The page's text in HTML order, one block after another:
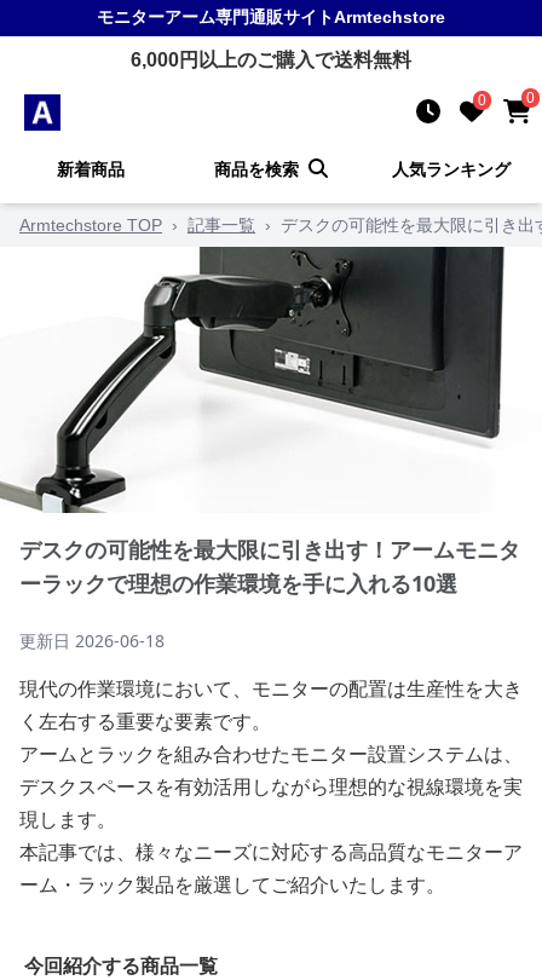
モニターアーム専門通販サイトArmtechstore
6,000円以上のご購入で送料無料
0 0
新着商品 商品を検索 人気ランキング
Armtechstore TOP › 記事一覧 › デスクの可能性を最大限に引き
デスクの可能性を最大限に引き出す！アームモニタ
ーラックで理想の作業環境を手に入れる10選
更新日 2026-06-18
現代の作業環境において、モニターの配置は生産性を大き
く左右する重要な要素です。
アームとラックを組み合わせたモニター設置システムは、
デスクスペースを有効活用しながら理想的な視線環境を実
現します。
本記事では、様々なニーズに対応する高品質なモニターア
ーム・ラック製品を厳選してご紹介いたします。
今回紹介する商品一覧